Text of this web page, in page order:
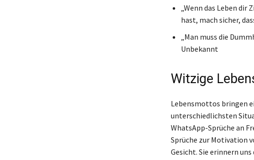
„Wenn das Leben
hast, mach sicher,
„Man muss die
Unbekannt
Witzige
Lebensmottos bringen
unterschiedlichsten
WhatsApp-Sprüche an
Sprüche zur Motivation
Gesicht. Sie erinnern